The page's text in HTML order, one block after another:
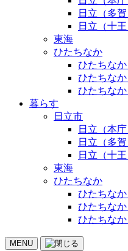
日立（多賀
日立（十
東海
ひたちなか
ひたちなか
ひたちなか
ひたちなか
暮らす
日立市
日立（本庁
日立（多賀
日立（十
東海
ひたちなか
ひたちなか
ひたちなか
ひたちなか
MENU